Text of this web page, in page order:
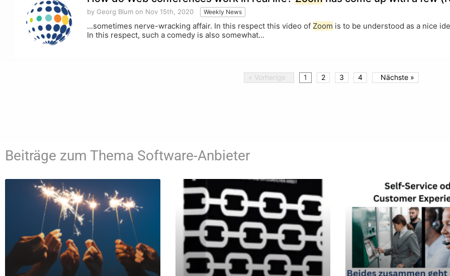
by Georg Blum on Nov 15th, 2020 Weekly News
...sometimes nerve-wracking affair. In this respect this video of Zoom is to be understood as a nice
In this respect, such a comedy is also somewhat...
« Vorherige 1 2 3 4 Nächste »
Beiträge zum Thema Software-Anbieter